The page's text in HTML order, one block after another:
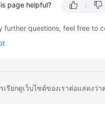
page helpful?
further questions, feel free to
ยกดูเว็บไซต์ของเราต่อแสดงว่